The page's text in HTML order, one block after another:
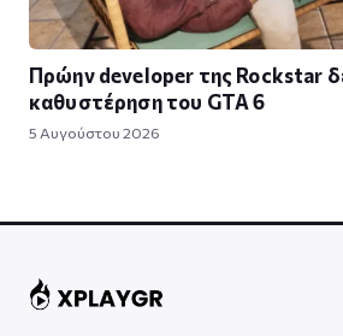
Πρώην developer της Rockstar
καθυστέρηση του GTA 6
5 Αυγούστου 2026